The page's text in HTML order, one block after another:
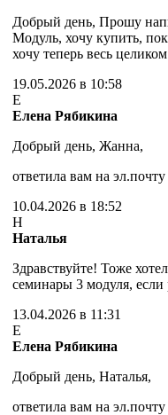
Добрый день, Прошу
Модуль, хочу купить,
хочу теперь весь
19.05.2026 в 10:58
Е
Елена Рябикина
Добрый день, Жанна,
ответила вам на эл.почту
10.04.2026 в 18:52
Н
Наталья
Здравствуйте! Тоже
семинары 3 модуля,
13.04.2026 в 11:31
Е
Елена Рябикина
Добрый день, Наталья,
ответила вам на эл.почту